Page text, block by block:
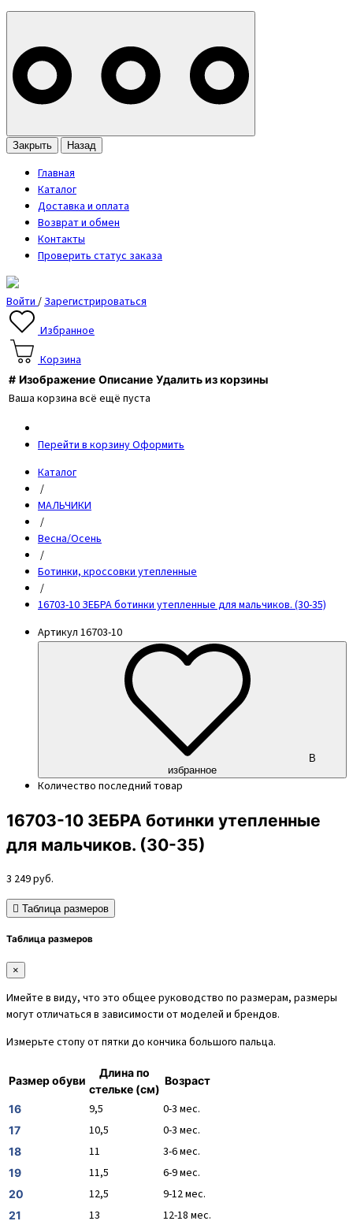
Закрыть Назад
Главная
Каталог
Доставка и оплата
Возврат и обмен
Контакты
Проверить статус заказа
Войти/Зарегистрироваться
Избранное
Корзина
# Изображение Описание Удалить из корзины
Ваша корзина всё ещё пуста
Перейти в корзинуОформить
Каталог
/
МАЛЬЧИКИ
/
Весна/Осень
/
Ботинки, кроссовки утепленные
/
16703-10 ЗЕБРА ботинки утепленные для мальчиков. (30-35)
Артикул 16703-10
В
избранное
Количество последний товар
16703-10 ЗЕБРА ботинки утепленные
для мальчиков. (30-35)
3 249руб.
Таблица размеров
Таблица размеров
×
Имейте в виду, что это общее руководство по размерам, размеры
могут отличаться в зависимости от моделей и брендов.
Измерьте стопу от пятки до кончика большого пальца.
Размер обуви
Длина по
стельке (см)
Возраст
16 9,5 0-3 мес.
17 10,5 0-3 мес.
18 11 3-6 мес.
19 11,5 6-9 мес.
20 12,5 9-12 мес.
21 13 12-18 мес.